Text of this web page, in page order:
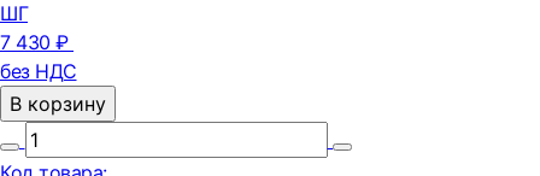
ШГ
7 430 ₽
без НДС
В корзину